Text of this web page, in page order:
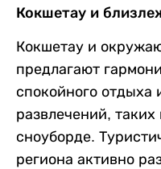
Кокшетау и
Кокшетау и
предлагают
спокойного отдыха
развлечений,
сноуборде.
региона активно